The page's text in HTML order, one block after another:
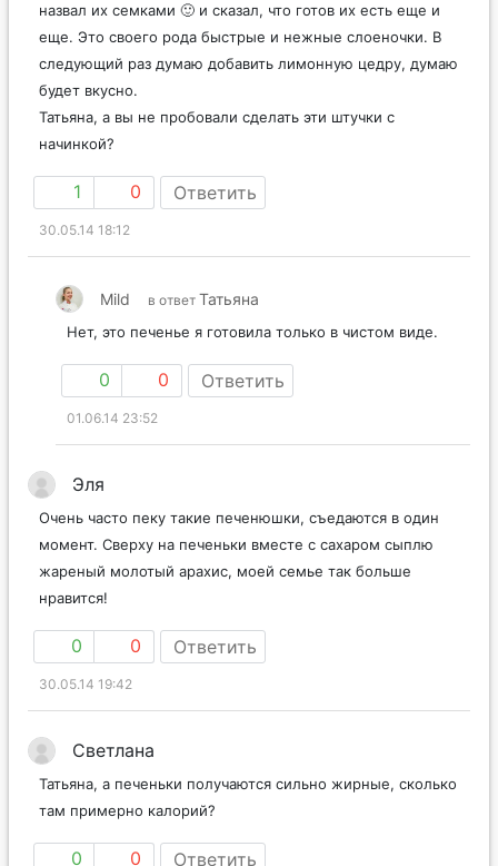
назвал их семками 🙂 и сказал, что готов их есть еще и
еще. Это своего рода быстрые и нежные слоеночки. В
следующий раз думаю добавить лимонную цедру, думаю
будет вкусно.
Татьяна, а вы не пробовали сделать эти штучки с
начинкой?
1 0 Ответить
30.05.14 18:12
Mild в ответ Татьяна
Нет, это печенье я готовила только в чистом виде.
0 0 Ответить
01.06.14 23:52
Эля
Очень часто пеку такие печенюшки, съедаются в один
момент. Сверху на печеньки вместе с сахаром сыплю
жареный молотый арахис, моей семье так больше
нравится!
0 0 Ответить
30.05.14 19:42
Светлана
Татьяна, а печеньки получаются сильно жирные, сколько
там примерно калорий?
0 0 Ответить